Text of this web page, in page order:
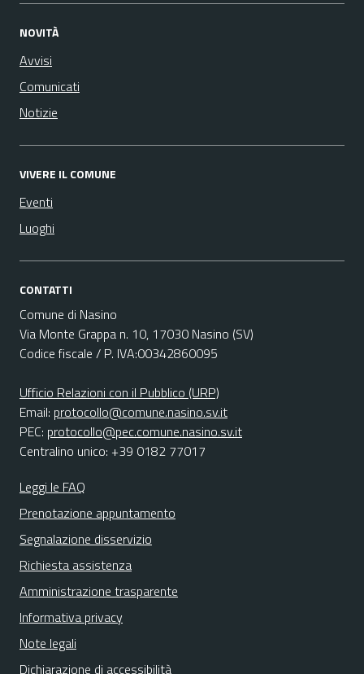
NOVITÀ
Avvisi
Comunicati
Notizie
VIVERE IL COMUNE
Eventi
Luoghi
CONTATTI
Comune di Nasino
Via Monte Grappa n. 10, 17030 Nasino (SV)
Codice fiscale / P. IVA:00342860095
Ufficio Relazioni con il Pubblico (URP)
Email: protocollo@comune.nasino.sv.it
PEC: protocollo@pec.comune.nasino.sv.it
Centralino unico: +39 0182 77017
Leggi le FAQ
Prenotazione appuntamento
Segnalazione disservizio
Richiesta assistenza
Amministrazione trasparente
Informativa privacy
Note legali
Dichiarazione di accessibilità